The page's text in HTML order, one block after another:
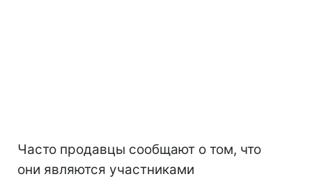
Часто продавцы сообщают о том, что
они являются участниками